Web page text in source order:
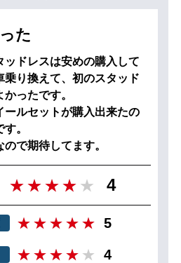
た
ッドレスは安めの購入して
乗り換えて、初のスタッド
ったです。
ールセットが購入出来たの
。
で期待してます。
4
5
4